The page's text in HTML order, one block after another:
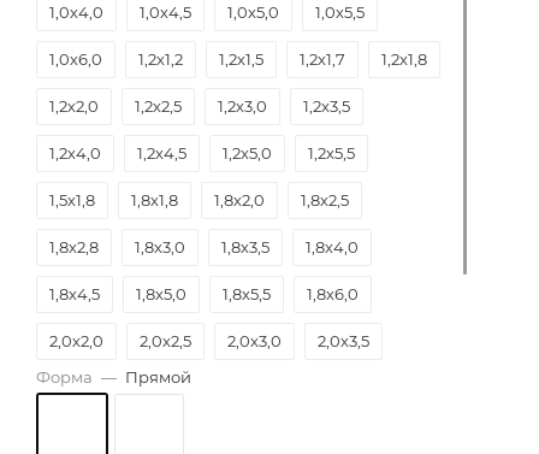
1,0х4,0 1,0х4,5 1,0х5,0 1,0х5,5
1,0х6,0 1,2х1,2 1,2х1,5 1,2х1,7 1,2х1,8
1,2х2,0 1,2х2,5 1,2х3,0 1,2х3,5
1,2х4,0 1,2х4,5 1,2х5,0 1,2х5,5
1,5х1,8 1,8х1,8 1,8х2,0 1,8х2,5
1,8х2,8 1,8х3,0 1,8х3,5 1,8х4,0
1,8х4,5 1,8х5,0 1,8х5,5 1,8х6,0
2,0х2,0 2,0х2,5 2,0х3,0 2,0х3,5
2,0х4,0 2,0х4,5
Форма — Прямой